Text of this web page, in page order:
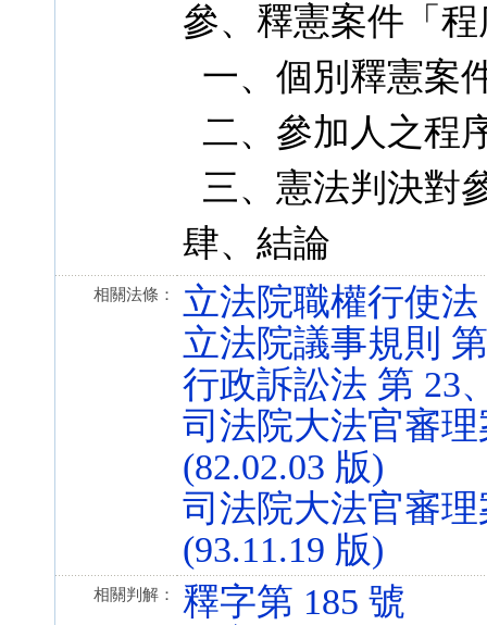
參、釋憲案件「
一、個別釋憲案
二、參加人之程
三、憲法判決對
肆、結論
相關法條：
立法院職權行使法
立法院議事規則
行政訴訟法 第 23
司法院大法官審理
(82.02.03 版)
司法院大法官審
(93.11.19 版)
相關判解：
釋字第 185 號